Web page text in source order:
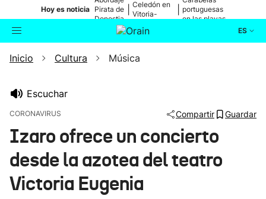
Hoy es noticia Pirata de
Donostia
Celedón en
Vitoria-
portuguesas
en las playas
ES
Buscador Actualidad
Ikusmiran
Eguraldia
Inicio Cultura Música
Escuchar
CORONAVIRUS Compartir Guardar
Izaro ofrece un concierto
desde la azotea del teatro
Victoria Eugenia